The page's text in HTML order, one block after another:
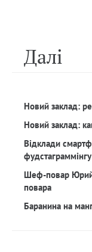
Далi
Новий заклад:
Новий заклад:
Відклади
фудстаграммінгу
Шеф-повар Юрий
повара
Баранина на